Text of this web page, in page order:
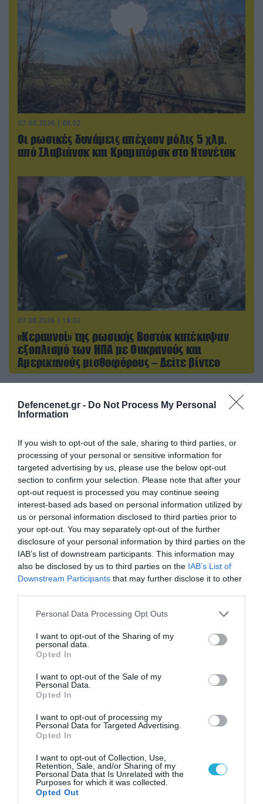
Defencenet.gr - Do Not Process My Personal
Information
If you wish to opt-out of the sale, sharing to third parties, or
processing of your personal or sensitive information for
targeted advertising by us, please use the below opt-out
section to confirm your selection. Please note that after your
opt-out request is processed you may continue seeing
interest-based ads based on personal information utilized by
us or personal information disclosed to third parties prior to
your opt-out. You may separately opt-out of the further
disclosure of your personal information by third parties on the
IAB’s list of downstream participants. This information may
also be disclosed by us to third parties on the IAB’s List of
Downstream Participants that may further disclose it to other
Please note that this website/app uses one or more Google
not limited to your visit or usage behaviour. You may click to
grant or deny consent to Google and its third-party tags to
use your data for below specified purposes in below Google
consent section.
Personal Data Processing Opt Outs
I want to opt-out of the Sharing of my
personal data.
Opted In
I want to opt-out of the Sale of my
Personal Data.
Opted In
I want to opt-out of processing my
Personal Data for Targeted Advertising.
Opted In
I want to opt-out of Collection, Use,
Retention, Sale, and/or Sharing of my
Personal Data that Is Unrelated with the
Purposes for which it was collected.
Opted Out
07.08.2026 | 08:02
Οι ρωσικές δυνάμεις απέχουν μόλις 5 χλμ.
από Σλαβιάνσκ και Κραματόρσκ στο Ντονέτσκ
07.08.2026 | 18:02
«Κεραυνοί» της ρωσικής Βοστόκ κατέκαψαν
εξοπλισμό των ΗΠΑ με Ουκρανούς και
Αμερικανούς μισθοφόρους – Δείτε βίντεο
ΠΟΛΙΤΙΚΗ
07.08.2026 | 20:02
Ο Γιάννης Αλαφούζος «τέλειωσε» τον
Κωνσταντίνο Ζούλα από τον ΣΚΑΪ – Ο λόγος της
απομάκρυνσής του
06.08.2026 | 14:02
«Επιχείρηση ελεύθερα πεζοδρόμια» στην